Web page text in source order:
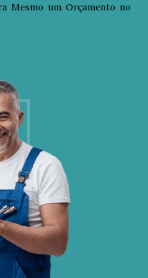
Mesmo um Orçamento no